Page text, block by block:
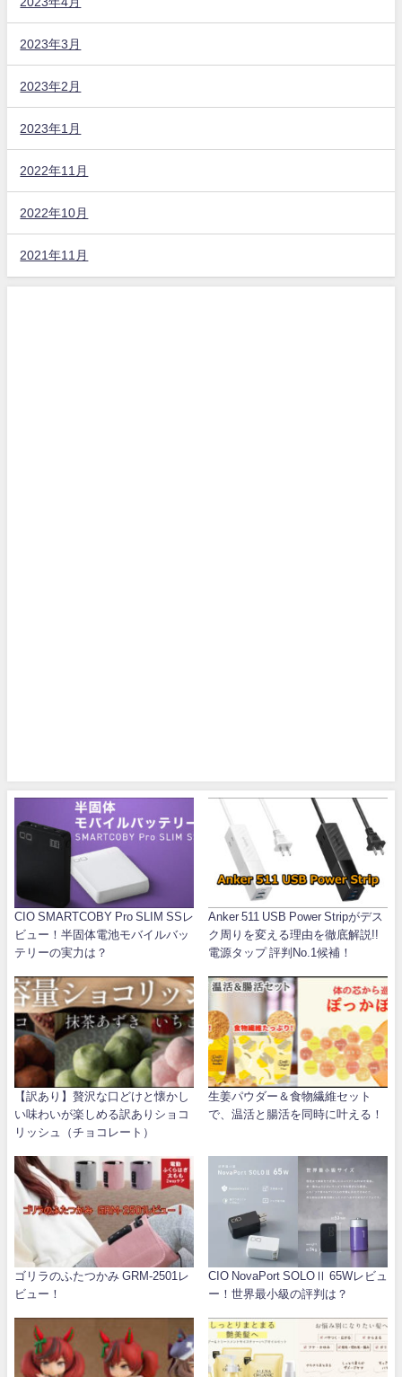
2023年3月
2023年2月
2023年1月
2022年11月
2022年10月
2021年11月
CIO SMARTCOBY Pro SLIM SSレ
ビュー！半固体電池モバイルバッ
テリーの実力は？
Anker 511 USB Power Stripがデス
ク周りを変える理由を徹底解説!!
電源タップ 評判No.1候補！
【訳あり】贅沢な口どけと懐かし
い味わいが楽しめる訳ありショコ
リッシュ（チョコレート）
生姜パウダー＆食物繊維セット
で、温活と腸活を同時に叶える！
ゴリラのふたつかみ GRM-2501レ
ビュー！
CIO NovaPort SOLOⅡ 65Wレビュ
ー！世界最小級の評判は？